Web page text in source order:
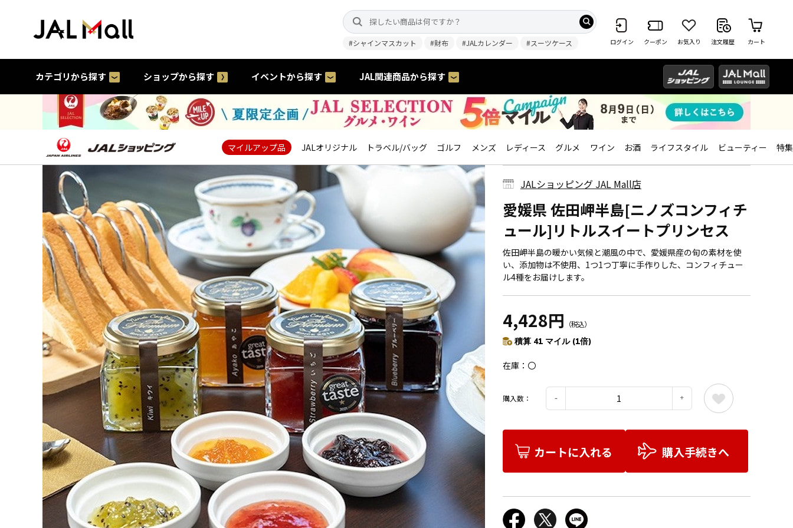
#シャインマスカット #財布 #JALカレンダー #スーツケース ログイン クーポン お気入り 注文履歴 カート
カテゴリから探す ショップから探す イベントから探す JAL関連商品から探す
マイルアップ品 JALオリジナル トラベル/バッグ ゴルフ メンズ レディース グルメ ワイン お酒 ライフスタイル ビューティー 特集
JALショッピング JAL Mall店
愛媛県 佐田岬半島[ニノズコンフィチ
ュール]リトルスイートプリンセス
佐田岬半島の暖かい気候と潮風の中で、愛媛県産の旬の素材を使
い、添加物は不使用、1つ1つ丁寧に手作りした、コンフィチュー
ル4種をお届けします。
4,428円 （税込）
積算 41 マイル (1倍)
在庫 〇
購入数：
カートに入れる 購入手続きへ